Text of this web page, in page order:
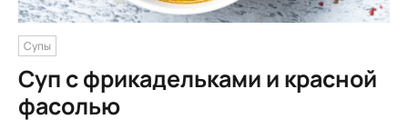
Супы
Суп с фрикадельками и красной
фасолью